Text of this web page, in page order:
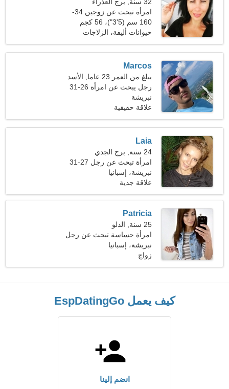
امرأة تبحث عن زوجين 34-
41
160 سم (5'3")، 56 كجم
(123 رطلا)
حيوانات أليفة، الزلاجات
النفاثة
Marcos
يبلغ من العمر 23 عاما, الأسد
رجل يبحث عن امرأة 26-31
نبريشة
علاقة حقيقية
Laia
24 سنة, برج الجدي
امرأة تبحث عن رجل 27-31
نبريشة، إسبانيا
علاقة جدية
Patricia
25 سنة, الدلو
امرأة حساسة تبحث عن رجل
نبريشة، إسبانيا
زواج
كيف يعمل EspDatingGo
انضم إلينا